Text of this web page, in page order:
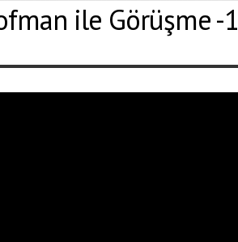
ile Görüşme -1